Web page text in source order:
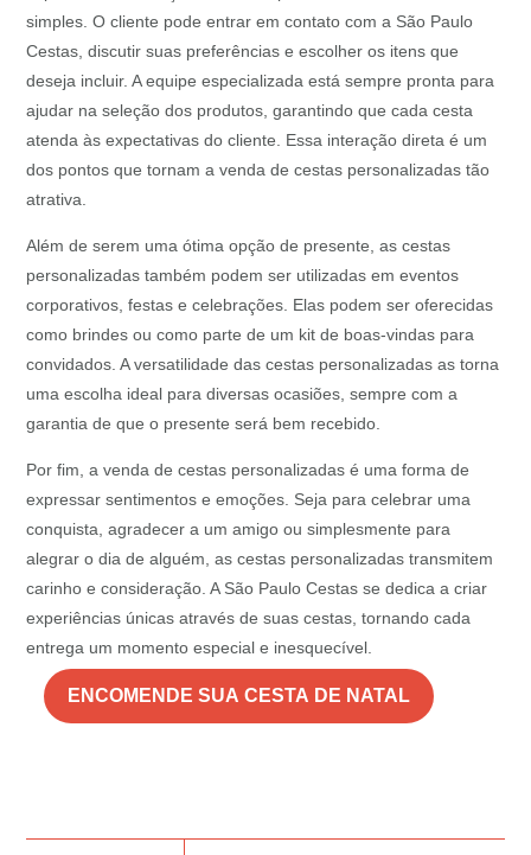
simples. O cliente pode entrar em contato com a São Paulo
Cestas, discutir suas preferências e escolher os itens que
deseja incluir. A equipe especializada está sempre pronta para
ajudar na seleção dos produtos, garantindo que cada cesta
atenda às expectativas do cliente. Essa interação direta é um
dos pontos que tornam a venda de cestas personalizadas tão
atrativa.
Além de serem uma ótima opção de presente, as cestas
personalizadas também podem ser utilizadas em eventos
corporativos, festas e celebrações. Elas podem ser oferecidas
como brindes ou como parte de um kit de boas-vindas para
convidados. A versatilidade das cestas personalizadas as torna
uma escolha ideal para diversas ocasiões, sempre com a
garantia de que o presente será bem recebido.
Por fim, a venda de cestas personalizadas é uma forma de
expressar sentimentos e emoções. Seja para celebrar uma
conquista, agradecer a um amigo ou simplesmente para
alegrar o dia de alguém, as cestas personalizadas transmitem
carinho e consideração. A São Paulo Cestas se dedica a criar
experiências únicas através de suas cestas, tornando cada
entrega um momento especial e inesquecível.
ENCOMENDE SUA CESTA DE NATAL